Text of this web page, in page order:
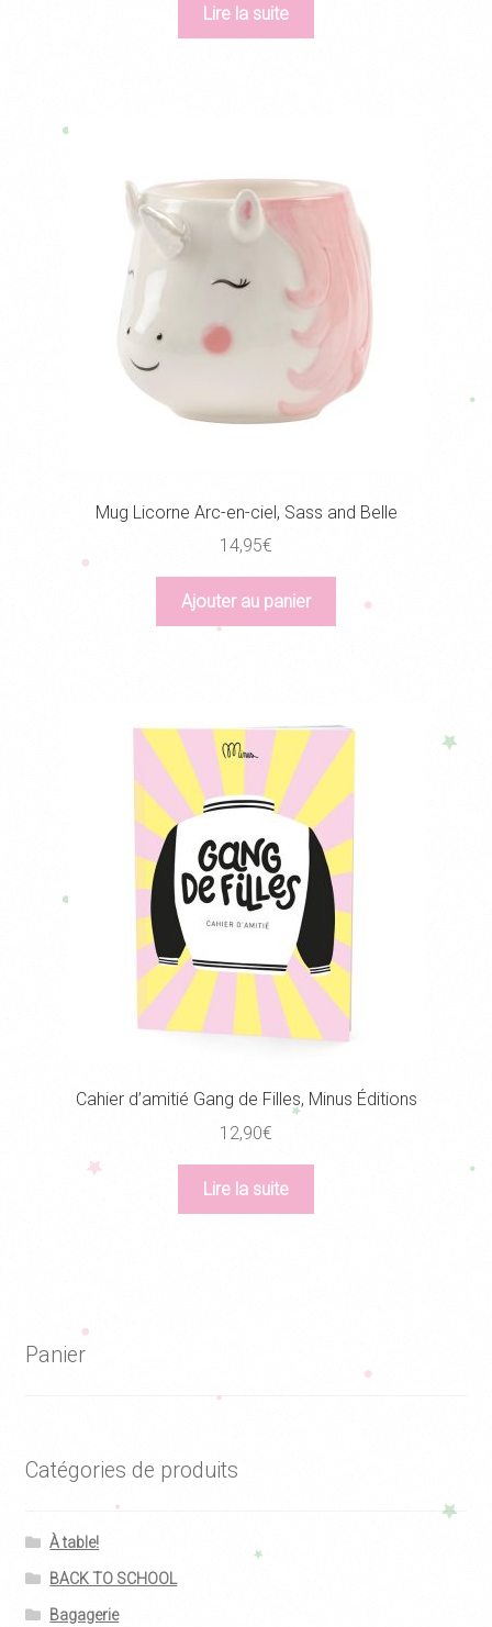
Lire la suite
Mug Licorne Arc-en-ciel, Sass and Belle
14,95€
Ajouter au panier
Cahier d’amitié Gang de Filles, Minus Éditions
12,90€
Lire la suite
Panier
Catégories de produits
À table!
BACK TO SCHOOL
Bagagerie